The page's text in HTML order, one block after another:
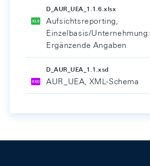
D_AUR_UEA_1.1.6.xlsx
Aufsichtsreporting,
Einzelbasis/Unternehmung:
Ergänzende Angaben
D_AUR_UEA_1.1.xsd
AUR_UEA, XML-Schema